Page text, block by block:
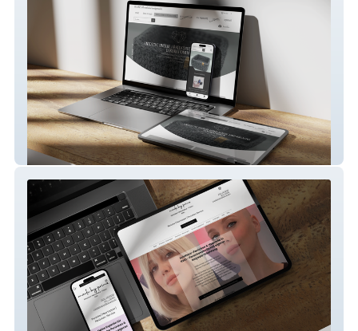
fr-anzi.at